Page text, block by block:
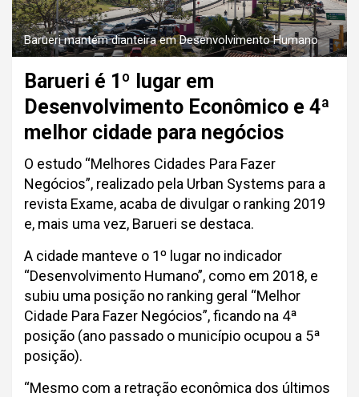
Barueri mantém dianteira em Desenvolvimento Humano
Barueri é 1º lugar em
Desenvolvimento Econômico e 4ª
melhor cidade para negócios
O estudo “Melhores Cidades Para Fazer
Negócios”, realizado pela Urban Systems para a
revista Exame, acaba de divulgar o ranking 2019
e, mais uma vez, Barueri se destaca.
A cidade manteve o 1º lugar no indicador
“Desenvolvimento Humano”, como em 2018, e
subiu uma posição no ranking geral “Melhor
Cidade Para Fazer Negócios”, ficando na 4ª
posição (ano passado o município ocupou a 5ª
posição).
“Mesmo com a retração econômica dos últimos